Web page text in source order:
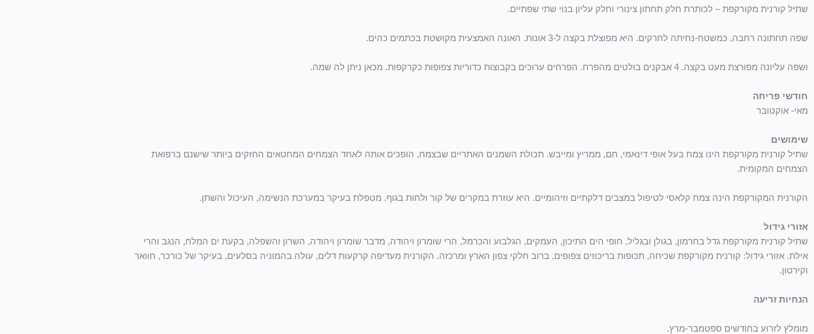
שתיל קורנית מקורקפת – לכותרת חלק תחתון צינורי וחלק עליון בנוי שתי שפתיים.
שפה תחתונה רחבה, כמשטח-נחיתה לחרקים. היא מפוצלת בקצה ל-3 אונות. האונה האמצעית מקושטת בכתמים כהים.
ושפה עליונה מפורצת מעט בקצה. 4 אבקנים בולטים מהפרח. הפרחים ערוכים בקבוצות כדוריות צפופות כקרקפות. מכאן ניתן לה שמה.
חודשי פריחה
מאי- אוקטובר
שימושים
שתיל קורנית מקורקפת הינו צמח בעל אופי דינאמי, חם, ממריץ ומייבש. תכולת השמנים האתריים שבצמח, הופכים אותה לאחד הצמחים המחטאים החזקים ביותר שישנם ברפואת
הצמחים המקומית.
הקורנית המקורקפת הינה צמח קלאסי לטיפול במצבים דלקתיים וזיהומיים. היא עוזרת במקרים של קור ולחות בגוף. מטפלת בעיקר במערכת הנשימה, העיכול והשתן.
אזורי גידול
שתיל קורנית מקורקפת גדל בחרמון, בגולן ובגליל, חופי הים התיכון, העמקים, הגלבוע והכרמל, הרי שומרון ויהודה, מדבר שומרון ויהודה, השרון והשפלה, בקעת ים המלח, הנגב והרי
אילת. אזורי גידול: קורנית מקורקפת שכיחה, תכופות בריכוזים צפופים, ברוב חלקי צפון הארץ ומרכזה. הקורנית מעדיפה קרקעות דלים, עולה בהמוניה בסלעים, בעיקר של כורכר, חוואר
וקירטון.
הנחיות זריעה
מומלץ לזרוע בחודשים ספטמבר-מרץ.